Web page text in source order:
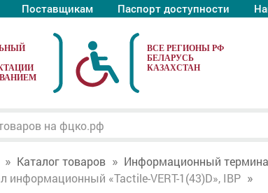
Поставщикам Паспорт доступности
Каталог товаров Информационный
информационный «Tactile-VERT-1(43)D», IBP